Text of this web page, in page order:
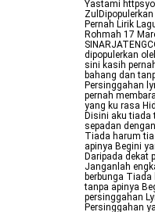
Yastami
Pernah Lirik
Rohmah 17
dipopulerkan
sini kasih
bahang dan
Persinggahan
pernah
yang ku rasa
Disini aku tiada
sepadan
Tiada harum
apinya Begini
Daripada dekat
Janganlah
berbunga
tanpa apinya
persinggahan
Persinggahan